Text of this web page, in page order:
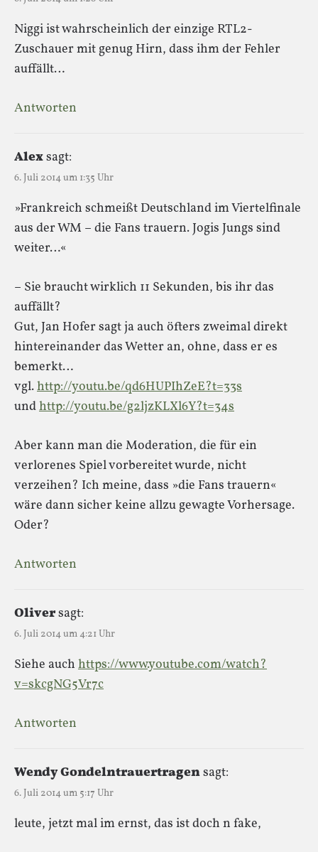
Niggi ist wahrscheinlich der einzige RTL2-
Zuschauer mit genug Hirn, dass ihm der Fehler
auffällt…
Antworten
Alexsagt:
6. Juli 2014 um 1:35 Uhr
»Frankreich schmeißt Deutschland im Viertelfinale
aus der WM – die Fans trauern. Jogis Jungs sind
weiter…«
– Sie braucht wirklich 11 Sekunden, bis ihr das
auffällt?
Gut, Jan Hofer sagt ja auch öfters zweimal direkt
hintereinander das Wetter an, ohne, dass er es
bemerkt…
vgl.http://youtu.be/qd6HUPIhZeE?t=33s
undhttp://youtu.be/g2ljzKLXl6Y?t=34s
Aber kann man die Moderation, die für ein
verlorenes Spiel vorbereitet wurde, nicht
verzeihen? Ich meine, dass »die Fans trauern«
wäre dann sicher keine allzu gewagte Vorhersage.
Oder?
Antworten
Oliversagt:
6. Juli 2014 um 4:21 Uhr
Siehe auch https://www.youtube.com/watch?
v=skcgNG5Vr7c
Antworten
Wendy Gondelntrauertragensagt:
6. Juli 2014 um 5:17 Uhr
leute, jetzt mal im ernst, das ist doch n fake,